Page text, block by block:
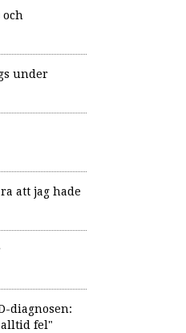
och
under
att jag hade
diagnosen:
alltid fel"